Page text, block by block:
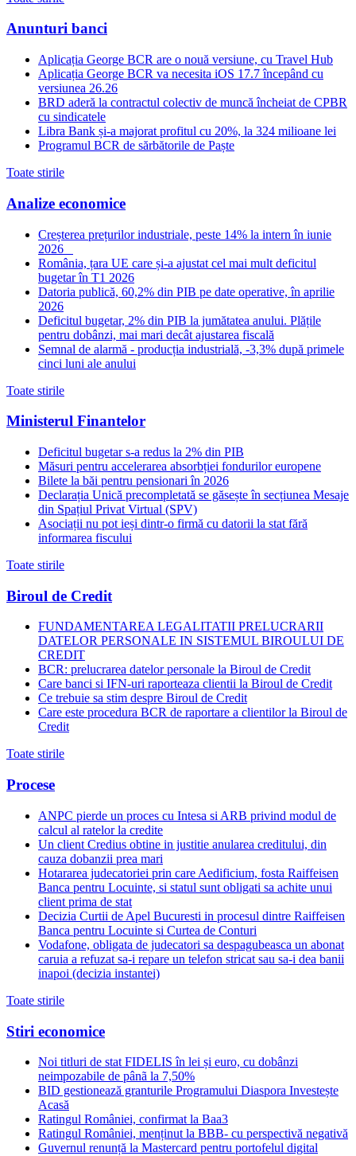
Anunturi banci
Aplicația George BCR are o nouă versiune, cu Travel Hub
Aplicația George BCR va necesita iOS 17.7 începând cu
versiunea 26.26
BRD aderă la contractul colectiv de muncă încheiat de CPBR
cu sindicatele
Libra Bank și-a majorat profitul cu 20%, la 324 milioane lei
Programul BCR de sărbătorile de Paște
Toate stirile
Analize economice
Creșterea prețurilor industriale, peste 14% la intern în iunie
2026
România, țara UE care și-a ajustat cel mai mult deficitul
bugetar în T1 2026
Datoria publică, 60,2% din PIB pe date operative, în aprilie
2026
Deficitul bugetar, 2% din PIB la jumătatea anului. Plățile
pentru dobânzi, mai mari decât ajustarea fiscală
Semnal de alarmă - producția industrială, -3,3% după primele
cinci luni ale anului
Toate stirile
Ministerul Finantelor
Deficitul bugetar s-a redus la 2% din PIB
Măsuri pentru accelerarea absorbției fondurilor europene
Bilete la băi pentru pensionari în 2026
Declarația Unică precompletată se găsește în secțiunea Mesaje
din Spațiul Privat Virtual (SPV)
Asociații nu pot ieși dintr-o firmă cu datorii la stat fără
informarea fiscului
Toate stirile
Biroul de Credit
FUNDAMENTAREA LEGALITATII PRELUCRARII
DATELOR PERSONALE IN SISTEMUL BIROULUI DE
CREDIT
BCR: prelucrarea datelor personale la Biroul de Credit
Care banci si IFN-uri raporteaza clientii la Biroul de Credit
Ce trebuie sa stim despre Biroul de Credit
Care este procedura BCR de raportare a clientilor la Biroul de
Credit
Toate stirile
Procese
ANPC pierde un proces cu Intesa si ARB privind modul de
calcul al ratelor la credite
Un client Credius obtine in justitie anularea creditului, din
cauza dobanzii prea mari
Hotararea judecatoriei prin care Aedificium, fosta Raiffeisen
Banca pentru Locuinte, si statul sunt obligati sa achite unui
client prima de stat
Decizia Curtii de Apel Bucuresti in procesul dintre Raiffeisen
Banca pentru Locuinte si Curtea de Conturi
Vodafone, obligata de judecatori sa despagubeasca un abonat
caruia a refuzat sa-i repare un telefon stricat sau sa-i dea banii
inapoi (decizia instantei)
Toate stirile
Stiri economice
Noi titluri de stat FIDELIS în lei și euro, cu dobânzi
neimpozabile de pânã la 7,50%
BID gestionează granturile Programului Diaspora Investește
Acasă
Ratingul României, confirmat la Baa3
Ratingul României, menținut la BBB- cu perspectivă negativă
Guvernul renunță la Mastercard pentru portofelul digital